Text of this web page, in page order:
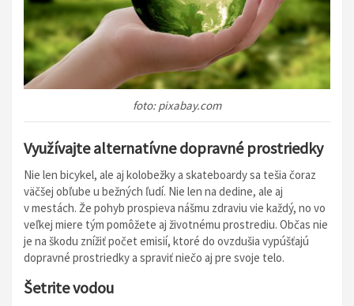
foto: pixabay.com
Využívajte alternatívne dopravné prostriedky
Nie len bicykel, ale aj kolobežky a skateboardy sa tešia čoraz
väčšej obľube u bežných ľudí. Nie len na dedine, ale aj
v mestách. Že pohyb prospieva nášmu zdraviu vie každý, no vo
veľkej miere tým pomôžete aj životnému prostrediu. Občas nie
je na škodu znížiť počet emisií, ktoré do ovzdušia vypúšťajú
dopravné prostriedky a spraviť niečo aj pre svoje telo.
Šetrite vodou